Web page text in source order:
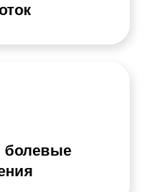
болевые